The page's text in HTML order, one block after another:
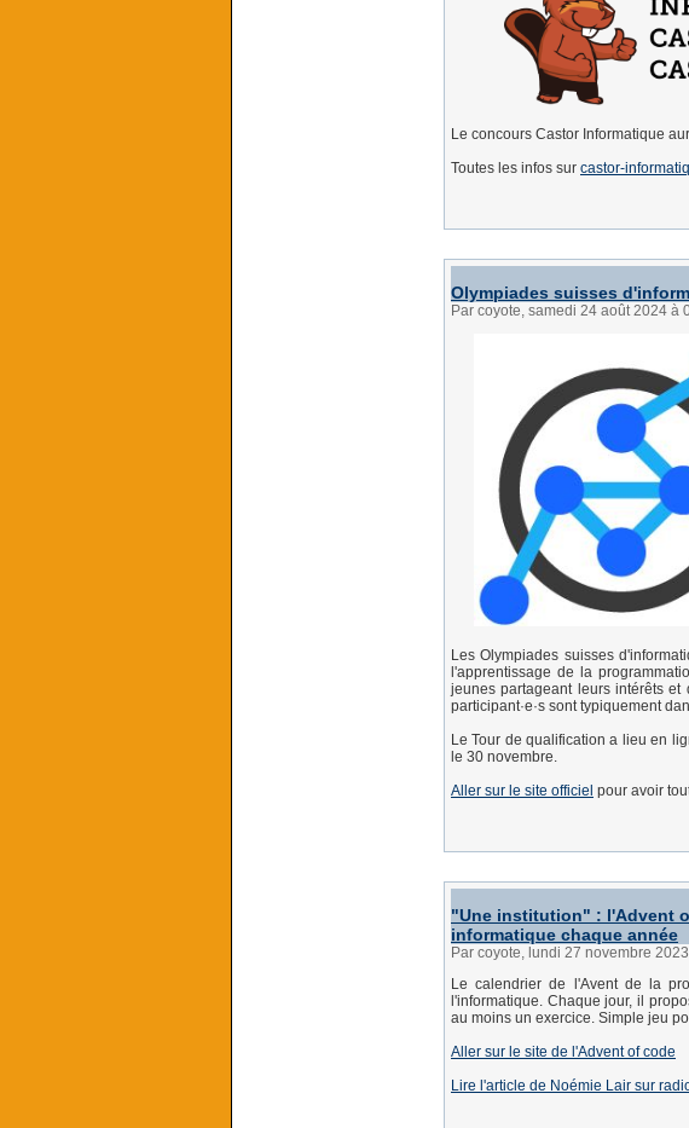
Le concours Castor Informatique
Toutes les infos sur castor-
Olympiades suisses
Par coyote, samedi 24 août 2024 à
Les Olympiades suisses
l'apprentissage de la
jeunes partageant leurs intérêts
participant·e·s sont typiquement
Le Tour de qualification a lieu en
le 30 novembre.
Aller sur le site officiel pour avoir
"Une institution" : l'Advent
informatique chaque année
Par coyote, lundi 27 novembre
Le calendrier de l'Avent de la
l'informatique. Chaque jour, il
au moins un exercice. Simple jeu
Aller sur le site de l'Advent of code
Lire l'article de Noémie Lair sur